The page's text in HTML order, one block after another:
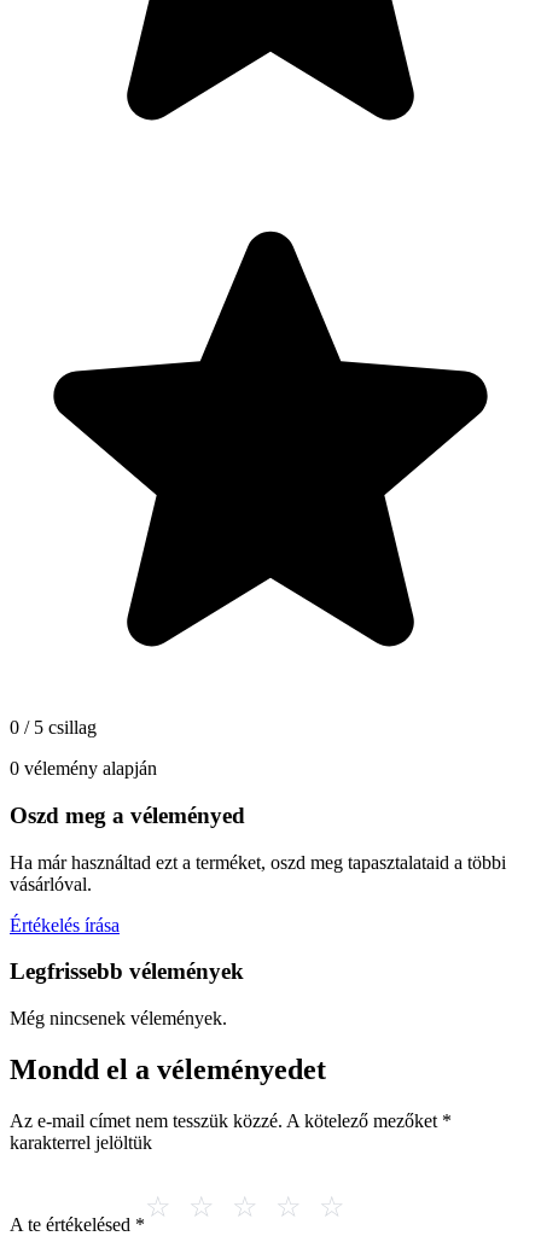
0 / 5 csillag
0 vélemény alapján
Oszd meg a véleményed
Ha már használtad ezt a terméket, oszd meg tapasztalataid a többi
vásárlóval.
Értékelés írása
Legfrissebb vélemények
Még nincsenek vélemények.
Mondd el a véleményedet
Az e-mail címet nem tesszük közzé. A kötelező mezőket *
karakterrel jelöltük
A te értékelésed *